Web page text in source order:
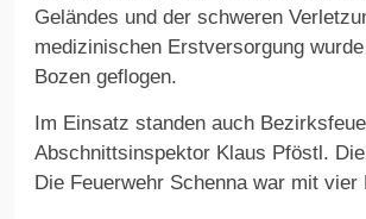
Geländes und der schweren
medizinischen Erstversorgung
Bozen geflogen.
Im Einsatz standen auch
Abschnittsinspektor Klaus Pföstl.
Die Feuerwehr Schenna war mit